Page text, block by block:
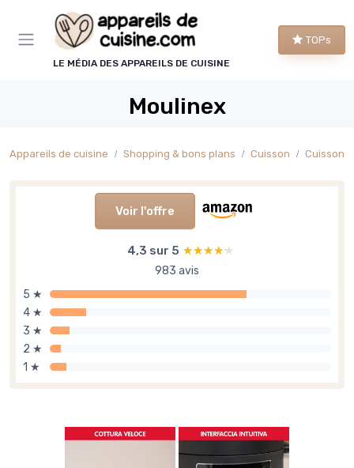
LE MÉDIA DES APPAREILS DE CUISINE
TOPs
Moulinex
Appareils de cuisine Shopping & bons plans Cuisson Cuisson
Voir l'offre
4,3 sur 5 ★★★★★
★★★★★
983 avis
5 ★
4 ★
3 ★
2 ★
1 ★
Panneau de gestion des cookies